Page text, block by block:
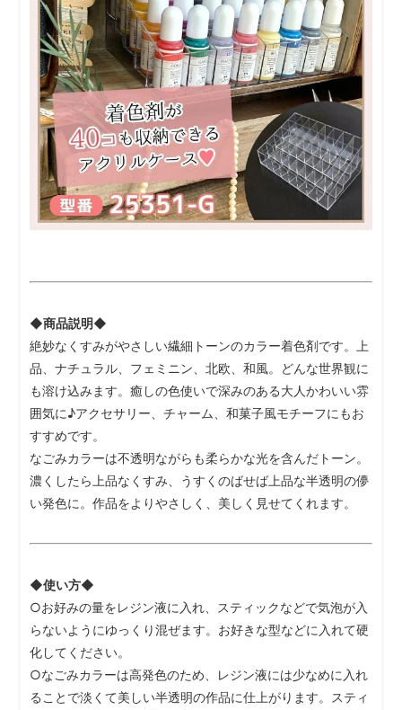
◆商品説明◆
絶妙なくすみがやさしい繊細トーンのカラー着色剤です。上
品、ナチュラル、フェミニン、北欧、和風。どんな世界観に
も溶け込みます。癒しの色使いで深みのある大人かわいい雰
囲気に♪アクセサリー、チャーム、和菓子風モチーフにもお
すすめです。
なごみカラーは不透明ながらも柔らかな光を含んだトーン。
濃くしたら上品なくすみ、うすくのばせば上品な半透明の儚
い発色に。作品をよりやさしく、美しく見せてくれます。
◆使い方◆
○お好みの量をレジン液に入れ、スティックなどで気泡が入
らないようにゆっくり混ぜます。お好きな型などに入れて硬
化してください。
○なごみカラーは高発色のため、レジン液には少なめに入れ
ることで淡くて美しい半透明の作品に仕上がります。スティ